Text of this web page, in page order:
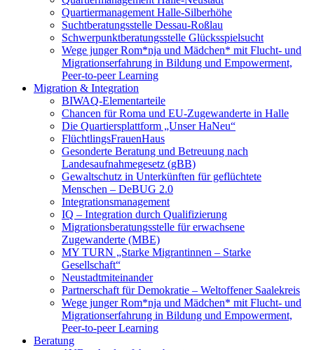
Quartiermanagement Halle-Silberhöhe
Suchtberatungsstelle Dessau-Roßlau
Schwerpunktberatungsstelle Glücksspielsucht
Wege junger Rom*nja und Mädchen* mit Flucht- und
Migrationserfahrung in Bildung und Empowerment,
Peer-to-peer Learning
Migration & Integration
BIWAQ-Elementarteile
Chancen für Roma und EU-Zugewanderte in Halle
Die Quartiersplattform „Unser HaNeu“
FlüchtlingsFrauenHaus
Gesonderte Beratung und Betreuung nach
Landesaufnahmegesetz (gBB)
Gewaltschutz in Unterkünften für geflüchtete
Menschen – DeBUG 2.0
Integrationsmanagement
IQ – Integration durch Qualifizierung
Migrationsberatungsstelle für erwachsene
Zugewanderte (MBE)
MY TURN „Starke Migrantinnen – Starke
Gesellschaft“
Neustadtmiteinander
Partnerschaft für Demokratie – Weltoffener Saalekreis
Wege junger Rom*nja und Mädchen* mit Flucht- und
Migrationserfahrung in Bildung und Empowerment,
Peer-to-peer Learning
Beratung